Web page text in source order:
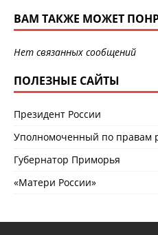
ВАМ ТАКЖЕ МОЖЕТ
Нет связанных сообщений
ПОЛЕЗНЫЕ САЙТЫ
Президент России
Уполномоченный по правам
Губернатор Приморья
«Матери России»